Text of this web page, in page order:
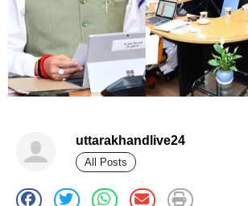
uttarakhandlive24
All Posts